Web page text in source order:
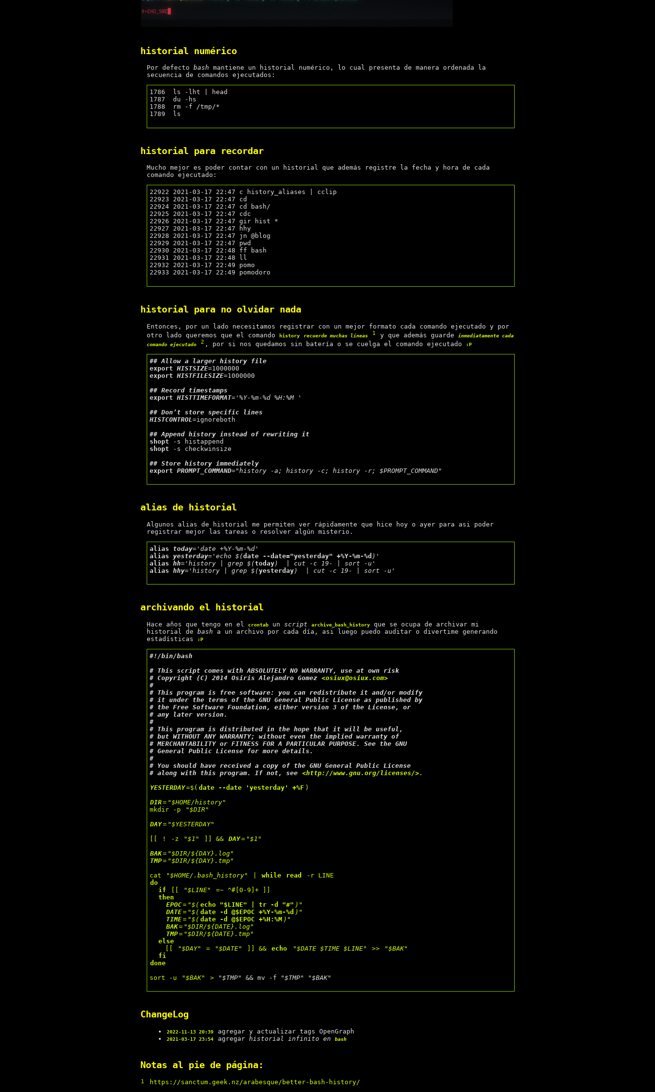
historial numérico
Por defecto bash mantiene un historial numérico, lo cual presenta de manera ordenada la
secuencia de comandos ejecutados:
1786  ls -lht | head
1787  du -hs
1788  rm -f /tmp/*
1789  ls
historial para recordar
Mucho mejor es poder contar con un historial que además registre la fecha y hora de cada
comando ejecutado:
22922 2021-03-17 22:47 c history_aliases | cclip
22923 2021-03-17 22:47 cd
22924 2021-03-17 22:47 cd bash/
22925 2021-03-17 22:47 cdc
22926 2021-03-17 22:47 gir hist *
22927 2021-03-17 22:47 hhy
22928 2021-03-17 22:47 jn @blog
22929 2021-03-17 22:47 pwd
22930 2021-03-17 22:48 ff bash
22931 2021-03-17 22:48 ll
22932 2021-03-17 22:49 pomo
22933 2021-03-17 22:49 pomodoro
historial para no olvidar nada
Entonces, por un lado necesitamos registrar con un mejor formato cada comando ejecutado y por
otro lado queremos que el comando
history recuerde muchas líneas 1 y que además guarde
inmediatamente cada
comando ejecutado
2 , por si nos quedamos sin batería o se cuelga el comando ejecutado :P
##
export
HISTSIZE
export
HISTFILESIZE=1000000
##
export
HISTTIMEFORMAT= '%Y-%m-%d %H:%M '
##
HISTCONTROL=ignoreboth
##
shopt
shopt -s checkwinsize
##
export
PROMPT_COMMAND="history -a; history -c; history -r; $PROMPT_COMMAND"
alias de historial
Algunos alias de historial me permiten ver rápidamente que hice hoy o ayer para asi poder
registrar mejor las tareas o resolver algún misterio.
alias today= 'date +%Y-%m-%d'
alias
yesterday= 'echo $(date --date="yesterday" +%Y-%m-%d )'
alias
hh= 'history | grep $(today )  | cut -c 19- | sort -u'
alias
hhy= 'history | grep $(yesterday )  | cut -c 19- | sort -u'
archivando el historial
Hace años que tengo en el crontabun script archive_bash_historyque se ocupa de archivar mi
historial de bash a un archivo por cada día, asi luego puedo auditar o divertime generando
estadísticas
:P
#
#
# Copyright (C) 2014 Osiris Alejandro Gomez <osiux@osiux.com>
#
#
#
#
#
#
#
#
#
#
#
#
# along with this program. If not, see
YESTERDAY=$( date --date 'yesterday' +%F )
DIR= "$HOME/history"
mkdir -p
"$DIR"
DAY= "$YESTERDAY"
[[
! -z "$1" ]] && DAY= "$1"
BAK= "$DIR/${DAY}.log"
TMP= "$DIR/${DAY}.tmp"
cat
"$HOME/.bash_history" while read
do
if
[[ "$LINE"
=~ ^#[0-9]+ ]]
then
EPOC= "$( echo "$LINE" | tr -d "#" )"
DATE= "$( date -d @$EPOC +%Y-%m-%d )"
TIME= "$( date -d @$EPOC +%H:%M )"
BAK= "$DIR/${DATE}.log"
TMP= "$DIR/${DATE}.tmp"
else
    [[
"$DAY" = "$DATE" ]] && echo "$DATE $TIME $LINE" >>
"$BAK"
fi
done
sort -u
"$BAK" > "$TMP" && mv -f "$TMP" "$BAK"
ChangeLog
2022-11-13 20:39 agregar y actualizar tags OpenGraph
2021-03-17 23:54 agregar historial infinito en bash
Notas al pie de página:
1 https://sanctum.geek.nz/arabesque/better-bash-history/